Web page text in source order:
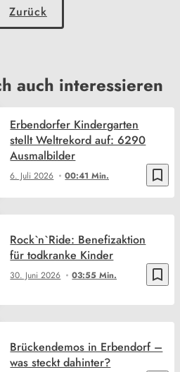
Zurück
auch interessieren
bookmark_border
6. Juli 2026 00:41 Min.
Erbendorfer Kindergarten
stellt Weltrekord auf: 6290
Ausmalbilder
bookmark_border
30. Juni 2026 03:55 Min.
Rock`n`Ride: Benefizaktion
für todkranke Kinder
Brückendemos in Erbendorf –
was steckt dahinter?